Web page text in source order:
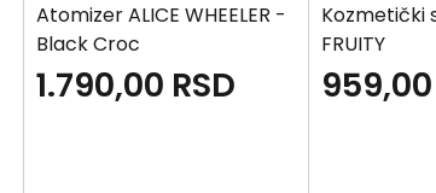
Atomizer ALICE WHEELER -
Black Croc
1.790,00 RSD
Kozmetički
FRUITY
959,00